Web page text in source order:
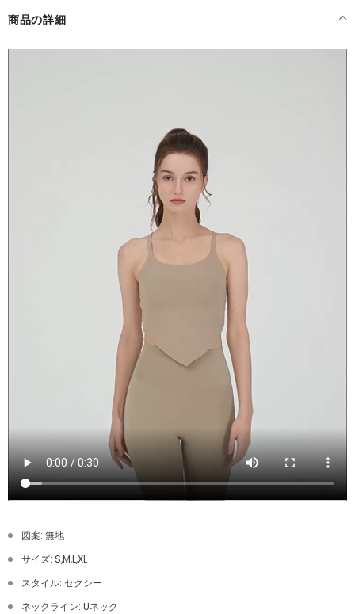
商品の詳細
図案: 無地
サイズ: S,M,L,XL
スタイル: セクシー
ネックライン: Uネック